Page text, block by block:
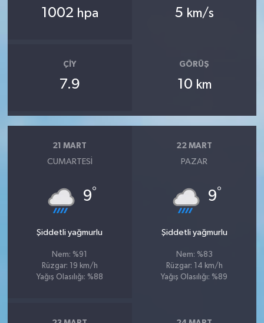
1002 hpa 5 km/s
ÇIY
7.9
GÖRÜŞ
10 km
21 MART
CUMARTESI
9°
Şiddetli yağmurlu
Nem: %91
Rüzgar: 19 km/h
Yağış Olasılığı: %88
22 MART
PAZAR
9°
Şiddetli yağmurlu
Nem: %83
Rüzgar: 14 km/h
Yağış Olasılığı: %89